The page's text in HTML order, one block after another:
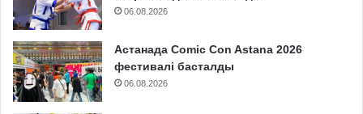
06.08.2026
Астанада Comic Con Astana 2026
фестивалі басталды
06.08.2026